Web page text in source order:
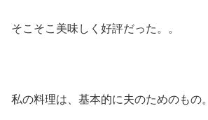
そこそこ美味しく好評だった。。
私の料理は、基本的に夫のためのもの。